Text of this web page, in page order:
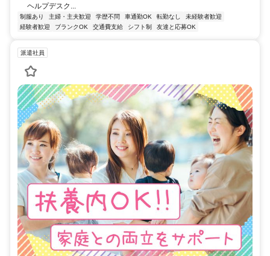
ヘルプデスク...
制服あり 主婦・主夫歓迎 学歴不問 車通勤OK 転勤なし
未経験者歓迎
経験者歓迎
ブランクOK 交通費支給 シフト制 友達と応募OK
派遣社員